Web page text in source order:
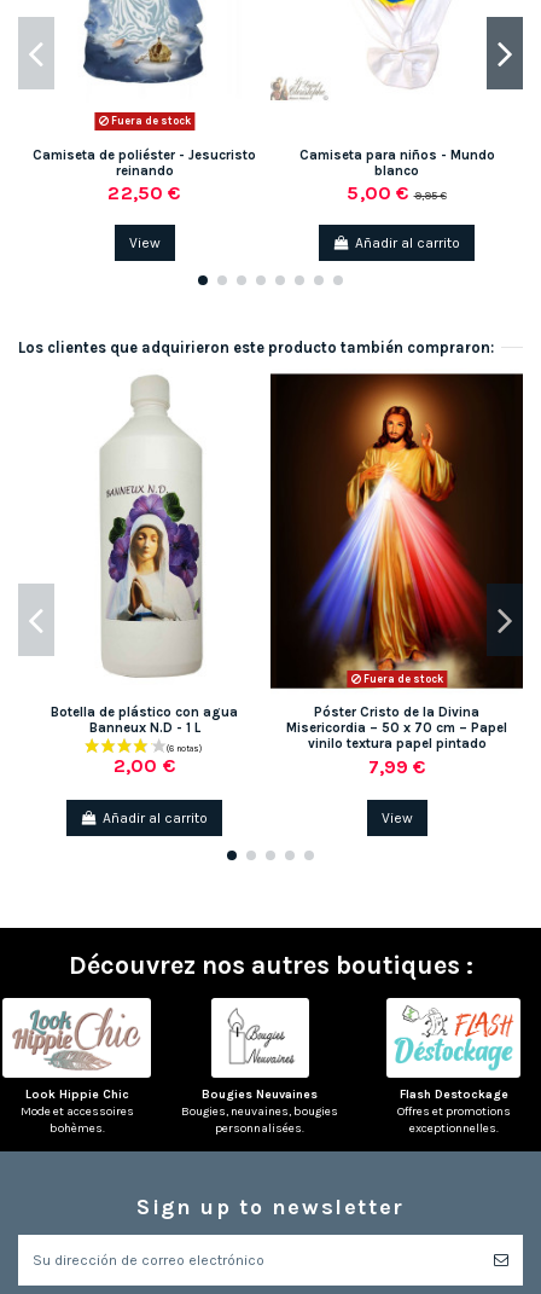
Fuera de stock
Camiseta de poliéster - Jesucristo
reinando
22,50 €
View
Camiseta para niños - Mundo
blanco
5,00 €9,95 €
Añadir al carrito
Los clientes que adquirieron este producto también compraron:
Botella de plástico con agua
Banneux N.D - 1 L
2,00 €
Añadir al carrito
Fuera de stock
Póster Cristo de la Divina
Misericordia – 50 x 70 cm – Papel
vinilo textura papel pintado
7,99 €
View
Découvrez nos autres boutiques :
Look Hippie Chic
Mode et accessoires
bohèmes.
Bougies Neuvaines
Bougies, neuvaines, bougies
personnalisées.
Flash Destockage
Offres et promotions
exceptionnelles.
Sign up to newsletter